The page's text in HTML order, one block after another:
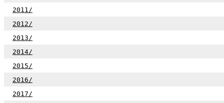
2011/
2012/
2013/
2014/
2015/
2016/
2017/